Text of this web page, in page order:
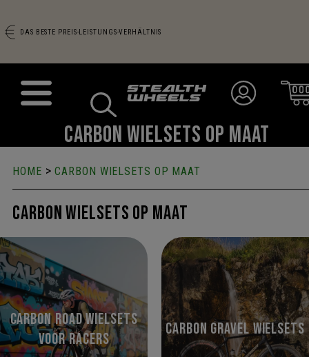
DAS BESTE PREIS-LEISTUNGS-VERHÄLTNIS
CARBON WIELSETS OP MAAT
HOME >CARBON WIELSETS OP MAAT
Carbon wielsets op maat
Carbon road wielsets
voor racers
Carbon gravel wielsets